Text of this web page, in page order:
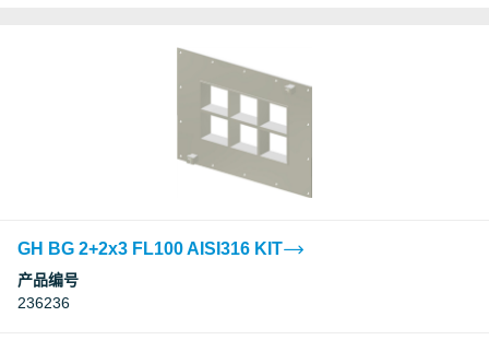
GH BG 2+2x3 FL100 AISI316 KIT
产品编号
236236